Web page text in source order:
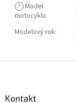
? Model
motocyklu:
Modelový rok:
Kontakt